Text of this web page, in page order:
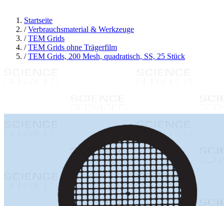
Startseite
/ Verbrauchsmaterial & Werkzeuge
/ TEM Grids
/ TEM Grids ohne Trägerfilm
/ TEM Grids, 200 Mesh, quadratisch, SS, 25 Stück